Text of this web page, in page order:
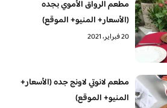
مطعم الرواق الأموي بجده
(الأسعار+ المنيو+ الموقع)
20 فبراير، 2021
مطعم لانوتي لاونج جده (الأسعار+
المنيو+ الموقع)